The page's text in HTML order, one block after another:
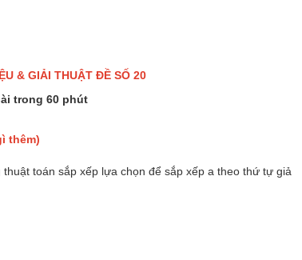
& GIẢI THUẬT ĐỀ SỐ 20
trong 60 phút
thêm)
toán sắp xếp lựa chọn để sắp xếp a theo thứ tự giả